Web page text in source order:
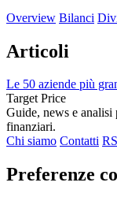
Overview Bilanci
Articoli
Le 50 aziende più
Target Price
Guide, news e analisi
finanziari.
Chi siamo Contatti
Preferenze